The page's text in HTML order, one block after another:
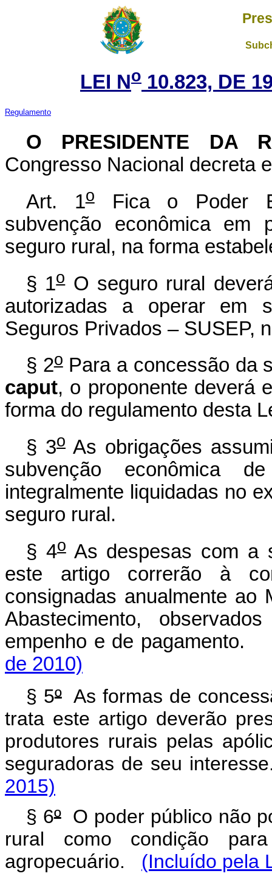
LEI No 10.823, DE
Regulamento
O PRESIDENTE DA
Congresso Nacional decreta
Art. 1oFica o Poder
subvenção econômica em
seguro rural, na forma
§ 1oO seguro rural
autorizadas a operar em
Seguros Privados – SUSEP,
§ 2oPara a concessão da
caput, o proponente
forma do regulamento desta
§ 3o As obrigações
subvenção econômica
integralmente liquidadas no
seguro rural.
§ 4oAs despesas com a
este artigo correrão à
consignadas anualmente ao
Abastecimento,
empenho e de
de 2010)
§ 5º As formas de
trata este artigo deverão
produtores rurais pelas
seguradoras de seu
2015)
§ 6º O poder público não
rural como condição
agropecuário.
(Incluído pela